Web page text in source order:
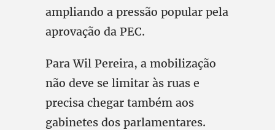
ampliando a pressão popular pela
aprovação da PEC.
Para Wil Pereira, a mobilização
não deve se limitar às ruas e
precisa chegar também aos
gabinetes dos parlamentares.